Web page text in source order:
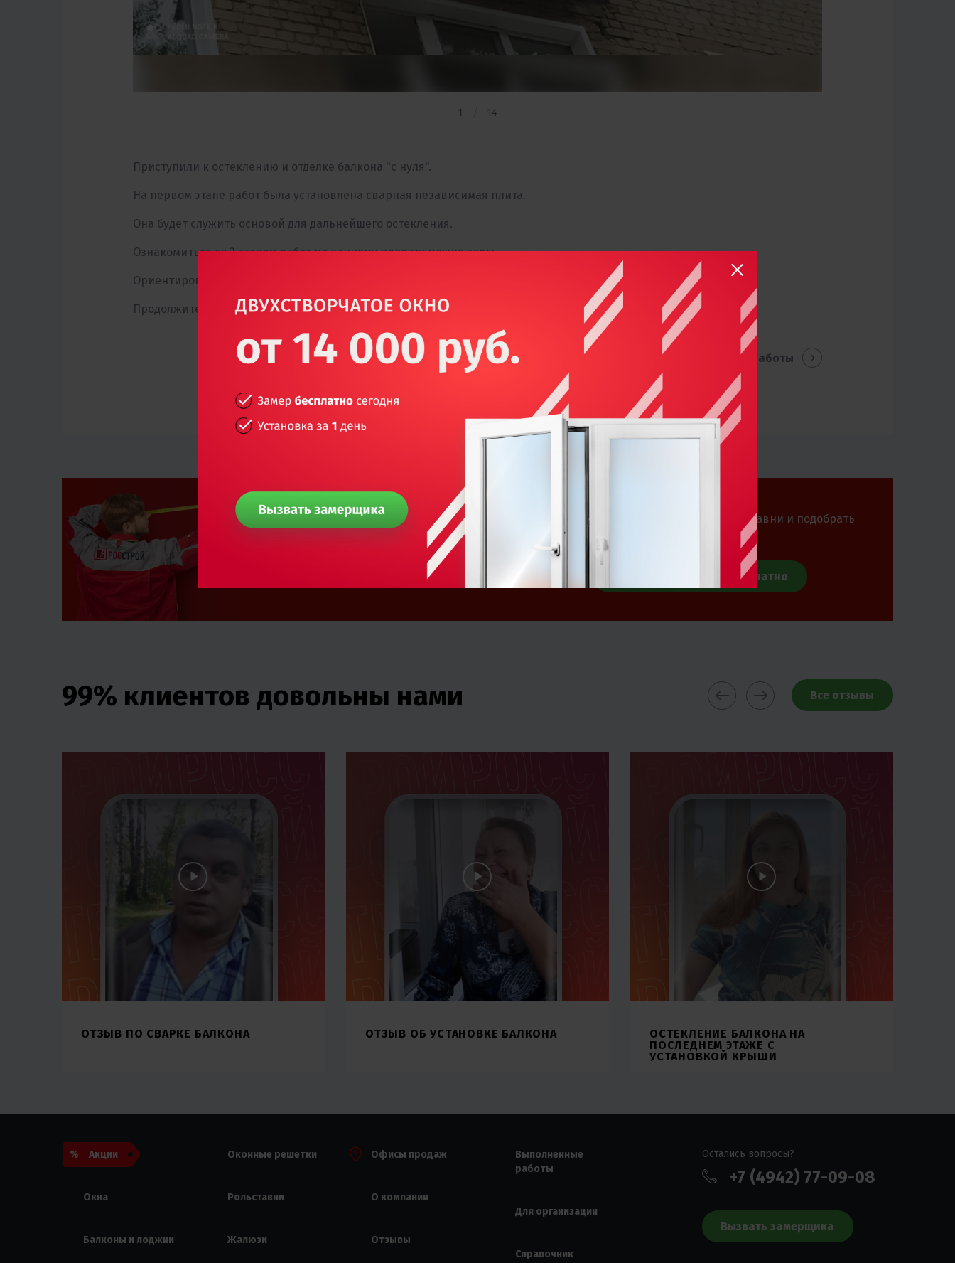
1 14
Приступили к остеклению и отделке балкона "с нуля".
На первом этапе работ была установлена сварная независимая плита.
Она будет служить основой для дальнейшего остекления.
Ознакомиться со 2 этапом работ по данному проекту можноздесь.
Ориентировочная стоимость проекта — 80 000 рублей
Продолжительность выполнения работ — 1,5 дня
Другие работы
Выполним заказ по
вашим размерам!
Мы можем изготовить рольставни и подобрать
вариант монтажа
Вызвать замерщика бесплатно
99% клиентов довольны нами Все отзывы
ОТЗЫВ ПО СВАРКЕ БАЛКОНА ОТЗЫВ ОБ УСТАНОВКЕ БАЛКОНА
ОСТЕКЛЕНИЕ БАЛКОНА НА
ПОСЛЕДНЕМ ЭТАЖЕ С
УСТАНОВКОЙ КРЫШИ
Акции
Окна
Балконы и лоджии
Оконные решетки
Рольставни
Жалюзи
Офисы продаж
О компании
Отзывы
Выполненные
работы
Для организации
Справочник
Остались вопросы?
+7 (4942) 77-09-08
Вызвать замерщика